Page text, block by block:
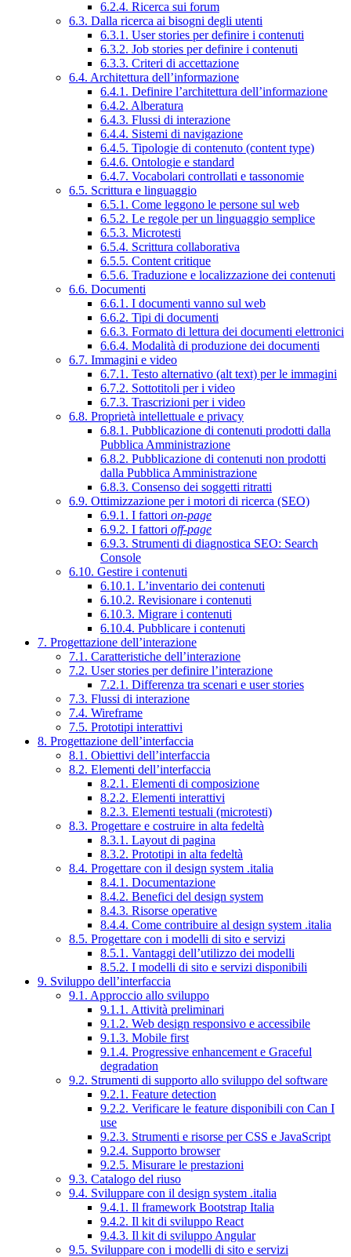
6.2.4. Ricerca sui forum
6.3. Dalla ricerca ai bisogni degli utenti
6.3.1. User stories per definire i contenuti
6.3.2. Job stories per definire i contenuti
6.3.3. Criteri di accettazione
6.4. Architettura dell’informazione
6.4.1. Definire l’architettura dell’informazione
6.4.2. Alberatura
6.4.3. Flussi di interazione
6.4.4. Sistemi di navigazione
6.4.5. Tipologie di contenuto (content type)
6.4.6. Ontologie e standard
6.4.7. Vocabolari controllati e tassonomie
6.5. Scrittura e linguaggio
6.5.1. Come leggono le persone sul web
6.5.2. Le regole per un linguaggio semplice
6.5.3. Microtesti
6.5.4. Scrittura collaborativa
6.5.5. Content critique
6.5.6. Traduzione e localizzazione dei contenuti
6.6. Documenti
6.6.1. I documenti vanno sul web
6.6.2. Tipi di documenti
6.6.3. Formato di lettura dei documenti elettronici
6.6.4. Modalità di produzione dei documenti
6.7. Immagini e video
6.7.1. Testo alternativo (alt text) per le immagini
6.7.2. Sottotitoli per i video
6.7.3. Trascrizioni per i video
6.8. Proprietà intellettuale e privacy
6.8.1. Pubblicazione di contenuti prodotti dalla
Pubblica Amministrazione
6.8.2. Pubblicazione di contenuti non prodotti
dalla Pubblica Amministrazione
6.8.3. Consenso dei soggetti ritratti
6.9. Ottimizzazione per i motori di ricerca (SEO)
6.9.1. I fattori on-page
6.9.2. I fattori off-page
6.9.3. Strumenti di diagnostica SEO: Search
Console
6.10. Gestire i contenuti
6.10.1. L’inventario dei contenuti
6.10.2. Revisionare i contenuti
6.10.3. Migrare i contenuti
6.10.4. Pubblicare i contenuti
7. Progettazione dell’interazione
7.1. Caratteristiche dell’interazione
7.2. User stories per definire l’interazione
7.2.1. Differenza tra scenari e user stories
7.3. Flussi di interazione
7.4. Wireframe
7.5. Prototipi interattivi
8. Progettazione dell’interfaccia
8.1. Obiettivi dell’interfaccia
8.2. Elementi dell’interfaccia
8.2.1. Elementi di composizione
8.2.2. Elementi interattivi
8.2.3. Elementi testuali (microtesti)
8.3. Progettare e costruire in alta fedeltà
8.3.1. Layout di pagina
8.3.2. Prototipi in alta fedeltà
8.4. Progettare con il design system .italia
8.4.1. Documentazione
8.4.2. Benefici del design system
8.4.3. Risorse operative
8.4.4. Come contribuire al design system .italia
8.5. Progettare con i modelli di sito e servizi
8.5.1. Vantaggi dell’utilizzo dei modelli
8.5.2. I modelli di sito e servizi disponibili
9. Sviluppo dell’interfaccia
9.1. Approccio allo sviluppo
9.1.1. Attività preliminari
9.1.2. Web design responsivo e accessibile
9.1.3. Mobile first
9.1.4. Progressive enhancement e Graceful
degradation
9.2. Strumenti di supporto allo sviluppo del software
9.2.1. Feature detection
9.2.2. Verificare le feature disponibili con Can I
use
9.2.3. Strumenti e risorse per CSS e JavaScript
9.2.4. Supporto browser
9.2.5. Misurare le prestazioni
9.3. Catalogo del riuso
9.4. Sviluppare con il design system .italia
9.4.1. Il framework Bootstrap Italia
9.4.2. Il kit di sviluppo React
9.4.3. Il kit di sviluppo Angular
9.5. Sviluppare con i modelli di sito e servizi